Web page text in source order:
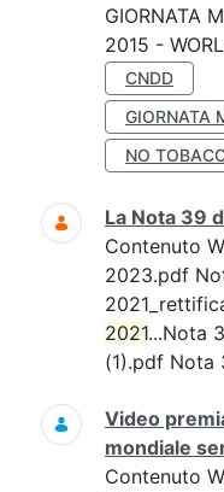
GIORNATA
2015 -
CNDD
GIORNATA
NO
La Nota 39
Contenuto
2023.pdf
2021...Nota
(1).pdf Nota
Video
mondiale
Contenuto